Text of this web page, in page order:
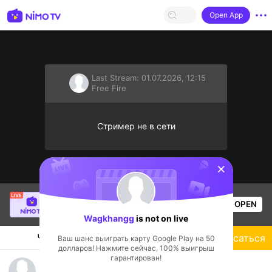
Open App
Last Stream: 01.07.2026, 12:15
Free Fire
Стример не в сети
Bao Nguyên Giais live!
OPEN
Чат Стример Подписаться
sentinelStart
Wagkhangg is not on live
Ваш шанс выиграть карту Google Play на 50
долларов! Нажмите сейчас, 100% выигрыш
гарантирован!